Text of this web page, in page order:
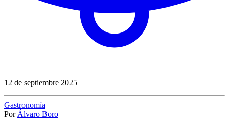
12 de septiembre 2025
Gastronomía
Por Álvaro Boro